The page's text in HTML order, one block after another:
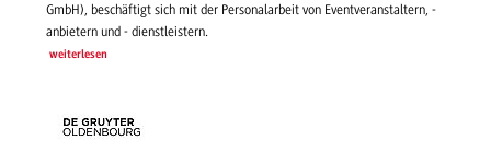
GmbH), beschäftigt sich mit der Personalarbeit von Eventveranstaltern, -
anbietern und - dienstleistern.
weiterlesen